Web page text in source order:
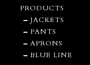
PRODUCTS
JACKETS
PANTS
APRONS
BLUE LINE